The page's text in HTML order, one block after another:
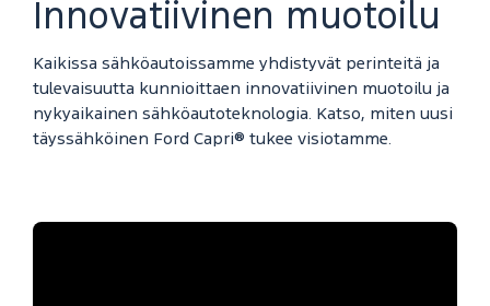
Innovatiivinen muotoilu
Kaikissa sähköautoissamme yhdistyvät perinteitä ja
tulevaisuutta kunnioittaen innovatiivinen muotoilu ja
nykyaikainen sähköautoteknologia. Katso, miten uusi
täyssähköinen Ford Capri® tukee visiotamme.